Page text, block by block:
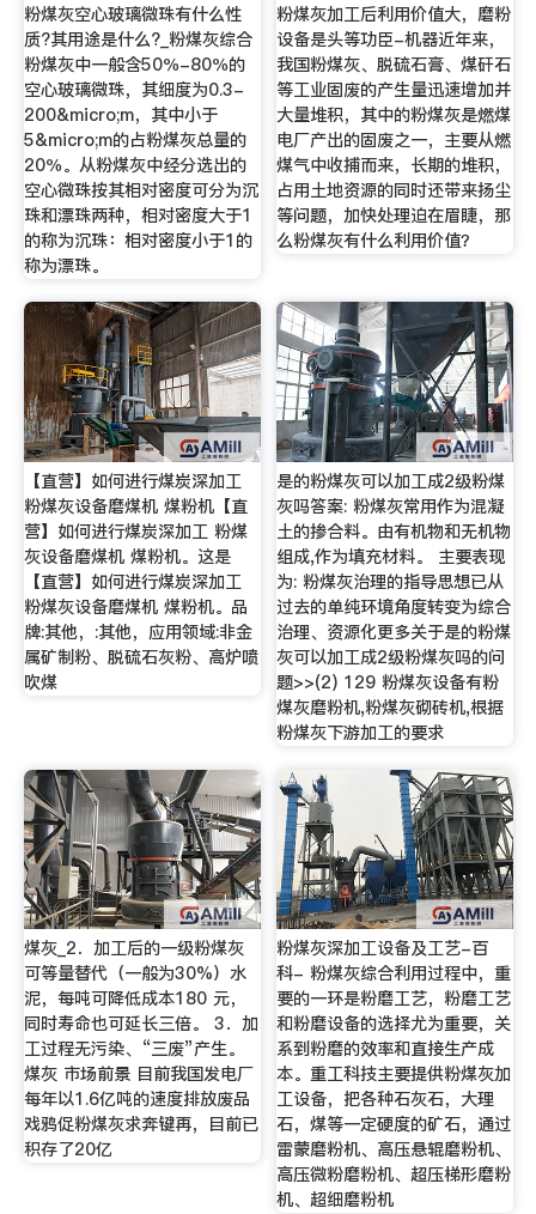
粉煤灰空心玻璃微珠有什么性
质?其用途是什么?_粉煤灰综合
粉煤灰中一般含50％-80％的
空心玻璃微珠，其细度为0.3-
200&micro;m，其中小于
5&micro;m的占粉煤灰总量的
20％。从粉煤灰中经分选出的
空心微珠按其相对密度可分为沉
珠和漂珠两种，相对密度大于1
的称为沉珠：相对密度小于1的
称为漂珠。
粉煤灰加工后利用价值大，磨粉
设备是头等功臣-机器近年来，
我国粉煤灰、脱硫石膏、煤矸石
等工业固废的产生量迅速增加并
大量堆积，其中的粉煤灰是燃煤
电厂产出的固废之一，主要从燃
煤气中收捕而来，长期的堆积，
占用土地资源的同时还带来扬尘
等问题，加快处理迫在眉睫，那
么粉煤灰有什么利用价值？
【直营】如何进行煤炭深加工
粉煤灰设备磨煤机 煤粉机【直
营】如何进行煤炭深加工 粉煤
灰设备磨煤机 煤粉机。这是
【直营】如何进行煤炭深加工
粉煤灰设备磨煤机 煤粉机。品
牌:其他，:其他，应用领域:非金
属矿制粉、脱硫石灰粉、高炉喷
吹煤
是的粉煤灰可以加工成2级粉煤
灰吗答案: 粉煤灰常用作为混凝
土的掺合料。由有机物和无机物
组成,作为填充材料。 主要表现
为: 粉煤灰治理的指导思想已从
过去的单纯环境角度转变为综合
治理、资源化更多关于是的粉煤
灰可以加工成2级粉煤灰吗的问
题>>(2) 129 粉煤灰设备有粉
煤灰磨粉机,粉煤灰砌砖机,根据
粉煤灰下游加工的要求
煤灰_2．加工后的一级粉煤灰
可等量替代（一般为30%）水
泥，每吨可降低成本180 元，
同时寿命也可延长三倍。 3．加
工过程无污染、“三废”产生。
煤灰 市场前景 目前我国发电厂
每年以1.6亿吨的速度排放废品
戏鸦促粉煤灰求奔键再，目前已
积存了20亿
粉煤灰深加工设备及工艺-百
科- 粉煤灰综合利用过程中，重
要的一环是粉磨工艺，粉磨工艺
和粉磨设备的选择尤为重要，关
系到粉磨的效率和直接生产成
本。重工科技主要提供粉煤灰加
工设备，把各种石灰石，大理
石，煤等一定硬度的矿石，通过
雷蒙磨粉机、高压悬辊磨粉机、
高压微粉磨粉机、超压梯形磨粉
机、超细磨粉机